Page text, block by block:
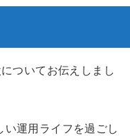
ついてお伝えしまし
運用ライフを過ごし